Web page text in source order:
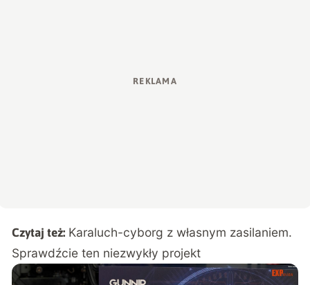
Czytaj też: Karaluch-cyborg z własnym zasilaniem.
Sprawdźcie ten niezwykły projekt